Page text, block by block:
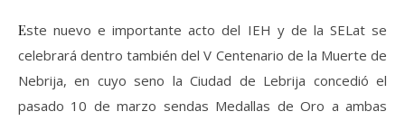
Este nuevo e importante acto del IEH y de la SELat se
celebrará dentro también del V Centenario de la Muerte de
Nebrija, en cuyo seno la Ciudad de Lebrija concedió el
pasado 10 de marzo sendas Medallas de Oro a ambas